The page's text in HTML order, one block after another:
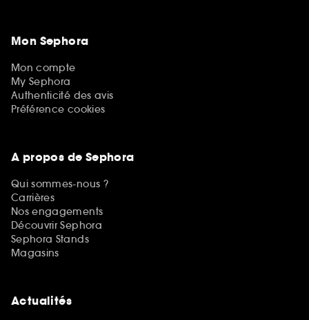
Mon Sephora
Mon compte
My Sephora
Authenticité des avis
Préférence cookies
A propos de Sephora
Qui sommes-nous ?
Carrières
Nos engagements
Découvrir Sephora
Sephora Stands
Magasins
Actualités